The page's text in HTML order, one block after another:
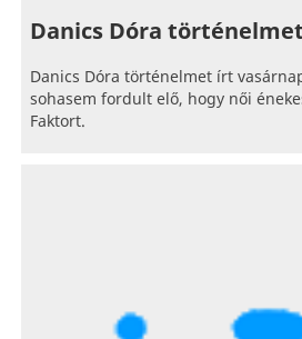
Danics Dóra
Danics Dóra történelmet írt
sohasem fordult elő, hogy női
Faktort.